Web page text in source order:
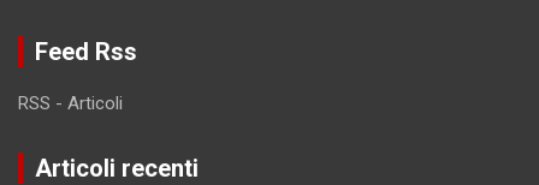
Feed Rss
RSS - Articoli
Articoli recenti